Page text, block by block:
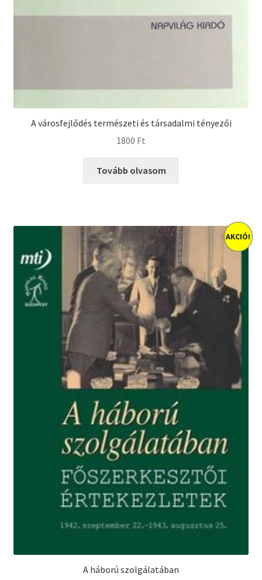
A városfejlődés természeti és társadalmi tényezői
1800 Ft
Tovább olvasom
A háború szolgálatában
AKCIÓ!